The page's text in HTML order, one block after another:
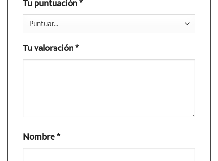
Tu puntuación*
Tu valoración*
Nombre*